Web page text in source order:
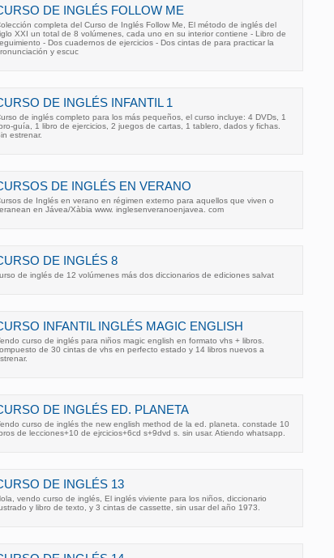
DE INGLÉS FOLLOW ME
completa del Curso de Inglés Follow Me, El método de inglés del
XXI un total de 8 volúmenes, cada uno en su interior contiene - Libro de
- Dos cuadernos de ejercicios - Dos cintas de para practicar la
y escuc
DE INGLÉS INFANTIL 1
de inglés completo para los más pequeños, el curso incluye: 4 DVDs, 1
guía, 1 libro de ejercicios, 2 juegos de cartas, 1 tablero, dados y fichas.
estrenar.
DE INGLÉS EN VERANO
de Inglés en verano en régimen externo para aquellos que viven o
en Jávea/Xàbia www. inglesenveranoenjavea. com
DE INGLÉS 8
de inglés de 12 volúmenes más dos diccionarios de ediciones salvat
INFANTIL INGLÉS MAGIC ENGLISH
curso de inglés para niños magic english en formato vhs + libros.
de 30 cintas de vhs en perfecto estado y 14 libros nuevos a
DE INGLÉS ED. PLANETA
curso de inglés the new english method de la ed. planeta. constade 10
de lecciones+10 de ejrcicios+6cd s+9dvd s. sin usar. Atiendo whatsapp.
DE INGLÉS 13
vendo curso de inglés, El inglés viviente para los niños, diccionario
y libro de texto, y 3 cintas de cassette, sin usar del año 1973.